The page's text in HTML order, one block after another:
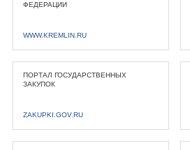
ФЕДЕРАЦИИ
WWW.KREMLIN.RU
ПОРТАЛ ГОСУДАРСТВЕННЫХ
ЗАКУПОК
ZAKUPKI.GOV.RU